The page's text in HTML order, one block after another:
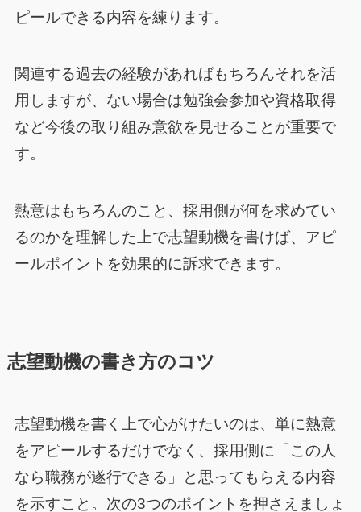
ピールできる内容を練ります。
関連する過去の経験があればもちろんそれを活
用しますが、ない場合は勉強会参加や資格取得
など今後の取り組み意欲を見せることが重要で
す。
熱意はもちろんのこと、採用側が何を求めてい
るのかを理解した上で志望動機を書けば、アピ
ールポイントを効果的に訴求できます。
志望動機の書き方のコツ
志望動機を書く上で心がけたいのは、単に熱意
をアピールするだけでなく、採用側に「この人
なら職務が遂行できる」と思ってもらえる内容
を示すこと。次の3つのポイントを押さえましょ